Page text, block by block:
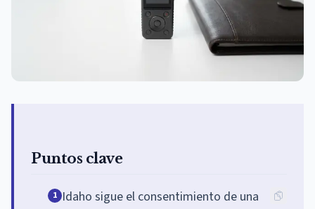
Puntos clave
1 Idaho sigue el consentimiento de una